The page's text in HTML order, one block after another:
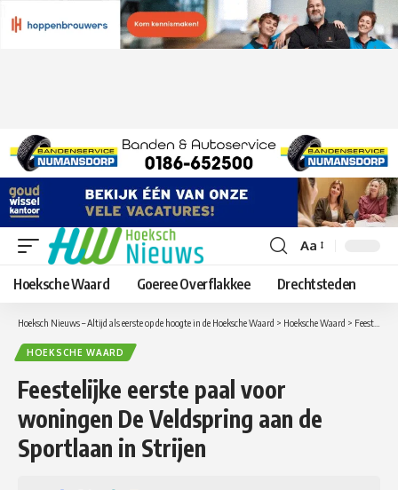
Lettergrootte
aanpassen
Aa
Hoeksche Waard Goeree Overflakkee Drechtsteden
Hoeksch Nieuws – Altijd als eerste op de hoogte in de Hoeksche Waard > Hoeksche Waard > Feestelijke eerste paal voor woningen De Veldspring aan de Sportlaan in Strijen
HOEKSCHE WAARD
Feestelijke eerste paal voor
woningen De Veldspring aan de
Sportlaan in Strijen